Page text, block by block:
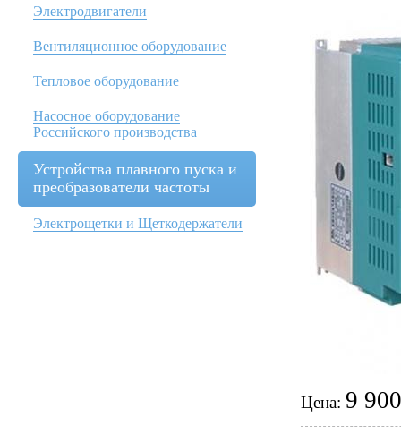
Электродвигатели
Вентиляционное оборудование
Тепловое оборудование
Насосное оборудование
Российского производства
Устройства плавного пуска и
преобразователи частоты
Электрощетки и Щеткодержатели
Цена:9